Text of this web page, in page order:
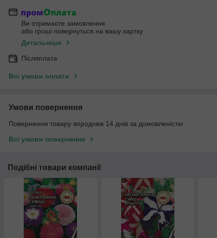
Ви отримаєте замовлення
або гроші повернуться на вашу картку
Детальніше
Післяплата
Всі умови оплати
Умови повернення
Повернення товару впродовж 14 днів за домовленістю
Всі умови повернення
Подібні товари компанії